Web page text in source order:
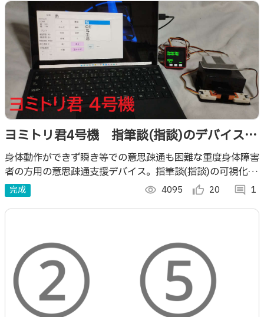
ヨミトリ君4号機 指筆談(指談)のデバイス化
技術による意思疎通支援装置
身体動作ができず瞬き等での意思疎通も困難な重度身体障害
者の方用の意思疎通支援デバイス。指筆談(指談)の可視化を
目的としたヨミトリ君3号機の技術をベースに４方向入力に
特化させ小型軽量化したモデル。
完成 visibility 4095 thumb_up_alt 20 comment 1